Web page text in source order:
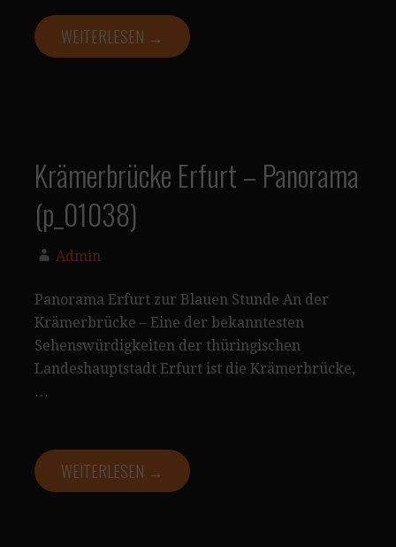
WEITERLESEN →
Krämerbrücke Erfurt – Panorama
(p_01038)
Admin
Panorama Erfurt zur Blauen Stunde An der
Krämerbrücke – Eine der bekanntesten
Sehenswürdigkeiten der thüringischen
Landeshauptstadt Erfurt ist die Krämerbrücke,
…
WEITERLESEN →